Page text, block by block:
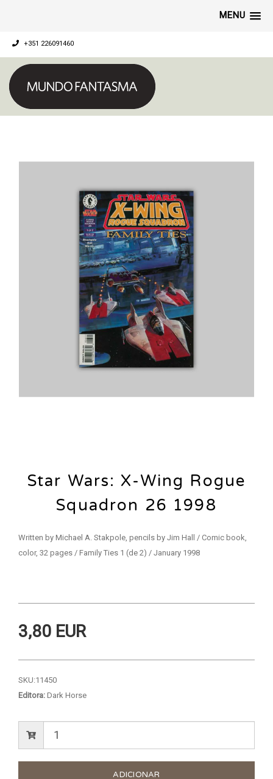
MENU
+351 226091460
Star Wars: X-Wing Rogue
Squadron 26 1998
Written by Michael A. Stakpole, pencils by Jim Hall / Comic book,
color, 32 pages / Family Ties 1 (de 2) / January 1998
3,80 EUR
SKU:11450
Editora: Dark Horse